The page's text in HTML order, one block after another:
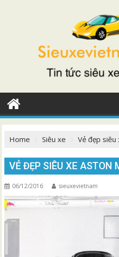
Home Siêu xe Vẻ đẹp
VẺ ĐẸP SIÊU XE ASTON
06/12/2016 sieuxevietnam